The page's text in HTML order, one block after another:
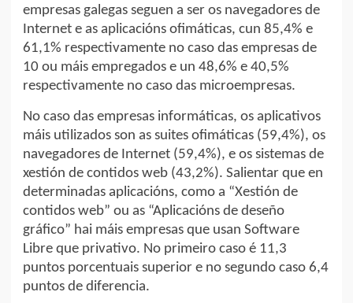
empresas galegas seguen a ser os navegadores de
Internet e as aplicacións ofimáticas, cun 85,4% e
61,1% respectivamente no caso das empresas de
10 ou máis empregados e un 48,6% e 40,5%
respectivamente no caso das microempresas.
No caso das empresas informáticas, os aplicativos
máis utilizados son as suites ofimáticas (59,4%), os
navegadores de Internet (59,4%), e os sistemas de
xestión de contidos web (43,2%). Salientar que en
determinadas aplicacións, como a “Xestión de
contidos web” ou as “Aplicacións de deseño
gráfico” hai máis empresas que usan Software
Libre que privativo. No primeiro caso é 11,3
puntos porcentuais superior e no segundo caso 6,4
puntos de diferencia.